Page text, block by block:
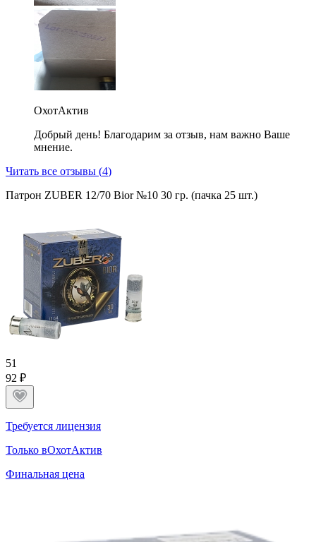
ОхотАктив
Добрый день! Благодарим за отзыв, нам важно Ваше
мнение.
Читать все отзывы (4)
Патрон ZUBER 12/70 Bior №10 30 гр. (пачка 25 шт.)
51
92 ₽
Требуется лицензия
Только вОхотАктив
Финальная цена